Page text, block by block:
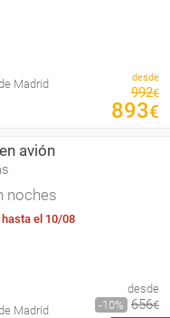
Madrid desde
992€
893€
avión
noches
hasta el 10/08
Madrid
desde
10
656€